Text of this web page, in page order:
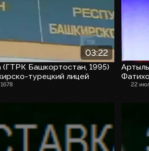
03:22
(ГТРК Башкортостан, 1995)
турецкий лицей
1678 22